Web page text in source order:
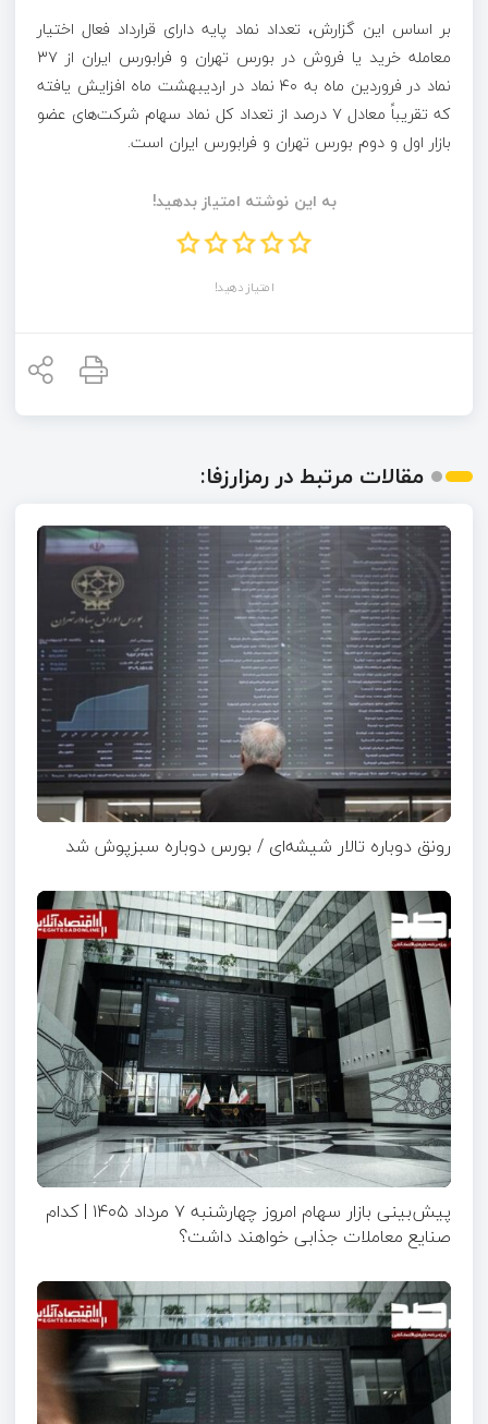
بر اساس این گزارش، تعداد نماد پایه دارای قرارداد فعال اختیار
معامله خرید یا فروش در بورس تهران و فرابورس ایران از ۳۷
نماد در فروردین ماه به ۴۰ نماد در اردیبهشت ماه افزایش یافته
که تقریباً معادل ۷ درصد از تعداد کل نماد سهام شرکت‌های عضو
بازار اول و دوم بورس تهران و فرابورس ایران است.
به این نوشته امتیاز بدهید!
امتیاز دهید!
مقالات مرتبط در رمزارزفا:
رونق دوباره تالار شیشه‌ای / بورس دوباره سبزپوش شد
پیش‌بینی بازار سهام امروز چهارشنبه ۷ مرداد ۱۴۰۵ | کدام
صنایع معاملات جذابی خواهند داشت؟